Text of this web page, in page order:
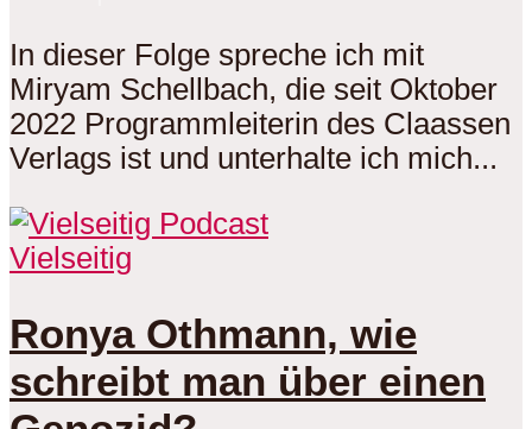
In dieser Folge spreche ich mit
Miryam Schellbach, die seit Oktober
2022 Programmleiterin des Claassen
Verlags ist und unterhalte ich mich...
Vielseitig
Ronya Othmann, wie
schreibt man über einen